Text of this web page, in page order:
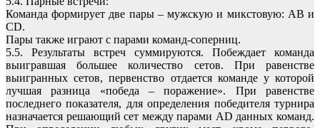
Команда формирует две пары – мужскую и микстовую: AB и
CD.
Пары также играют с парами команд-соперниц.
5.5. Результаты встреч суммируются. Побеждает команда
выигравшая большее количество сетов. При равенстве
выигранных сетов, первенство отдается команде у которой
лучшая разница «победа – поражение». При равенстве
последнего показателя, для определения победителя турнира
назначается решающий сет между парами AD данных команд.